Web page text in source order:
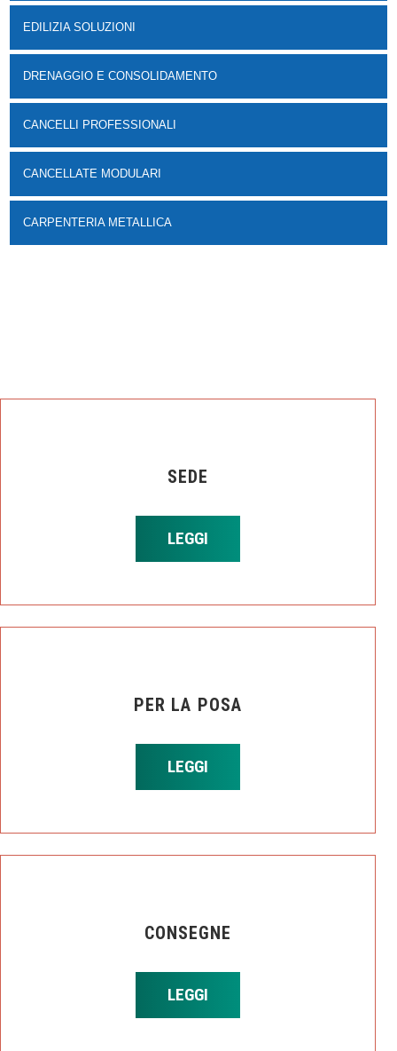
EDILIZIA SOLUZIONI
DRENAGGIO E CONSOLIDAMENTO
CANCELLI PROFESSIONALI
CANCELLATE MODULARI
CARPENTERIA METALLICA
SEDE
LEGGI
PER LA POSA
LEGGI
CONSEGNE
LEGGI